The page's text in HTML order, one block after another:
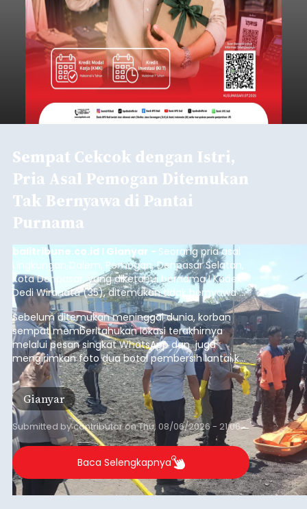
Sempat Cekcok dengan Istri,
Pria Asal Pemogan Ditemukan
Tak Bernyawa di Pantai
Purnama
balitribune.co.id I Gianyar - Seorang pria asal
Lingkungan Dalem, Pemogan, Denpasar Selatan,
Kota Denpasar, yang diketahui bernama I Kadek
Dedi Wiranata (35), ditemukan tidak bernyawa di
pesisir Pantai Purnama, Sukawati.
Sebelum ditemukan meninggal dunia, korban
sempat memberitahukan lokasi terakhirnya
melalui pesan singkat WhatsApp dan juga
mengirimkan foto dua botol pembersih lantai ke
istrinya.
Gianyar
Submitted bycontributoronThu, 08/06/2026 - 21:06
Baca Selengkapnya